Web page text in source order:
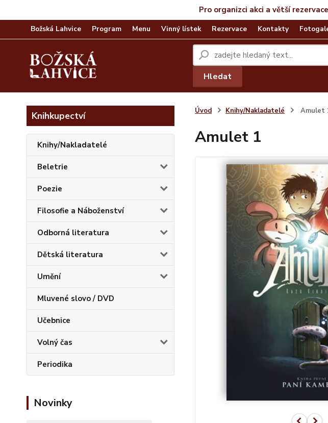
Pro organizci akci a větší
Božská Lahvice Program Menu Vinný lístek Rezervace Kontakty
Hledat
Knihkupectví
Knihy/Nakladatelé
Beletrie
Poezie
Filosofie a Náboženství
Odborná literatura
Dětská literatura
Umění
Mluvené slovo / DVD
Učebnice
Volný čas
Periodika
Novinky
Úvod Knihy/Nakladatelé Amulet
Amulet 1